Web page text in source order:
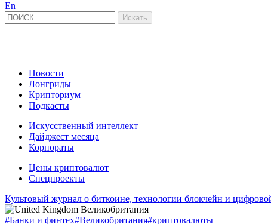
En
Новости
Лонгриды
Крипториум
Подкасты
Искусственный интеллект
Дайджест месяца
Корпораты
Цены криптовалют
Спецпроекты
Культовый журнал о биткоине, технологии блокчейн и
#Банки и финтех#Великобритания#криптовалюты